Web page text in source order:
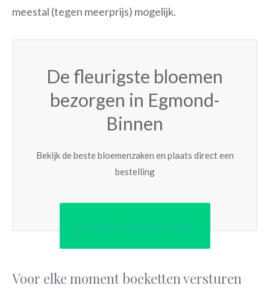
meestal (tegen meerprijs) mogelijk.
De fleurigste bloemen
bezorgen in Egmond-
Binnen
Bekijk de beste bloemenzaken en plaats direct een
bestelling
Ga door met bestellen
Voor elke moment boeketten versturen